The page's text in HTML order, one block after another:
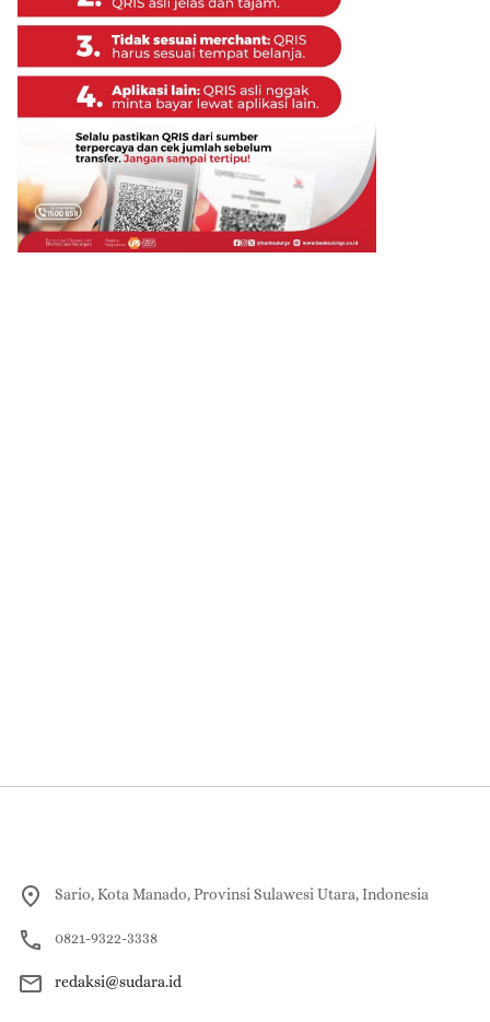
Sario, Kota Manado, Provinsi Sulawesi Utara, Indonesia
0821-9322-3338
redaksi@sudara.id